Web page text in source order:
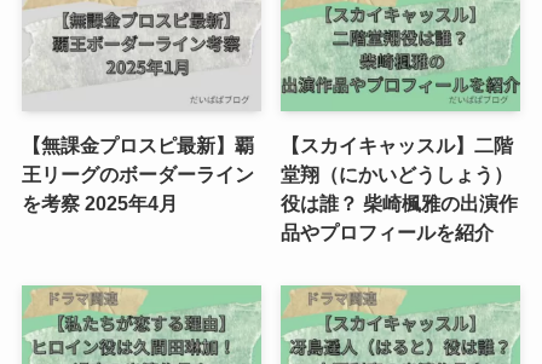
【無課金プロスピ最新】覇
王リーグのボーダーライン
を考察 2025年4月
【スカイキャッスル】二階
堂翔（にかいどうしょう）
役は誰？ 柴崎楓雅の出演作
品やプロフィールを紹介